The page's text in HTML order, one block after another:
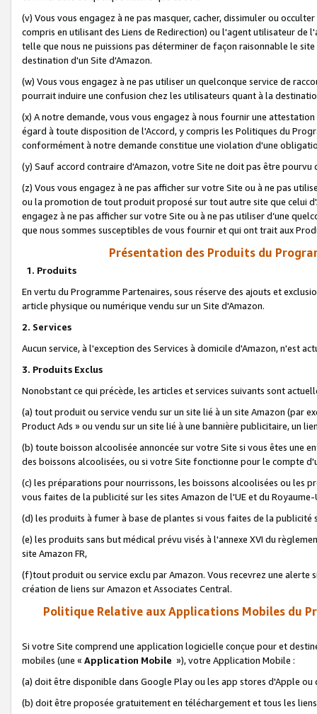
(v) Vous vous engagez à ne pas masquer, cacher, dissimuler ou
compris en utilisant des Liens de Redirection) ou l'agent utilisateur
telle que nous ne puissions pas déterminer de façon raisonnable le
destination d'un Site d'Amazon.
(w) Vous vous engagez à ne pas utiliser un quelconque service de
pourrait induire une confusion chez les utilisateurs quant à la
(x) A notre demande, vous vous engagez à nous fournir une
égard à toute disposition de l'Accord, y compris les Politiques du
conformément à notre demande constitue une violation d'une
(y) Sauf accord contraire d'Amazon, votre Site ne doit pas être
(z) Vous vous engagez à ne pas afficher sur votre Site ou à ne pas
ou la promotion de tout produit proposé sur tout autre site que celui
engagez à ne pas afficher sur votre Site ou à ne pas utiliser d’une
que nous sommes susceptibles de vous fournir et qui ont trait aux
Présentation des Produits du
1. Produits
En vertu du Programme Partenaires, sous réserve des ajouts et
article physique ou numérique vendu sur un Site d'Amazon.
2. Services
Aucun service, à l'exception des Services à domicile d'Amazon, n'est
3. Produits Exclus
Nonobstant ce qui précède, les articles et services suivants sont
(a) tout produit ou service vendu sur un site lié à un site Amazon (par
Product Ads » ou vendu sur un site lié à une bannière publicitaire, un
(b) toute boisson alcoolisée annoncée sur votre Site si vous êtes une
des boissons alcoolisées, ou si votre Site fonctionne pour le compte
(c) les préparations pour nourrissons, les boissons alcoolisées ou les
vous faites de la publicité sur les sites Amazon de l'UE et du Royaume-
(d) les produits à fumer à base de plantes si vous faites de la publicité
(e) les produits sans but médical prévu visés à l'annexe XVI du
site Amazon FR,
(f)tout produit ou service exclu par Amazon. Vous recevrez une alerte
création de liens sur Amazon et Associates Central.
Politique Relative aux Applications Mobiles du
Si votre Site comprend une application logicielle conçue pour et
mobiles (une « Application Mobile »), votre Application Mobile :
(a) doit être disponible dans Google Play ou les app stores d'Apple ou
(b) doit être proposée gratuitement en téléchargement et tous les